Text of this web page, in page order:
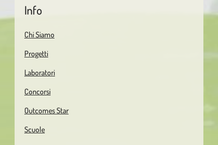
Info
Chi Siamo
Progetti
Laboratori
Concorsi
Outcomes Star
Scuole